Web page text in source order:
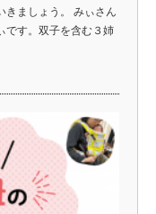
きましょう。 みぃさん
です。双子を含む３姉